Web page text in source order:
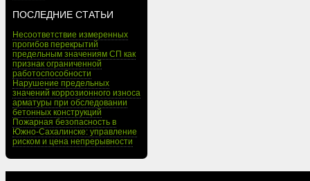
ПОСЛЕДНИЕ СТАТЬИ
Несоответствие измеренных
прогибов перекрытий
предельным значениям СП как
признак ограниченной
работоспособности
Нарушение предельных
значений коррозионного износа
арматуры при обследовании
бетонных конструкций
Пожарная безопасность в
Южно-Сахалинске: управление
риском и цена непрерывности